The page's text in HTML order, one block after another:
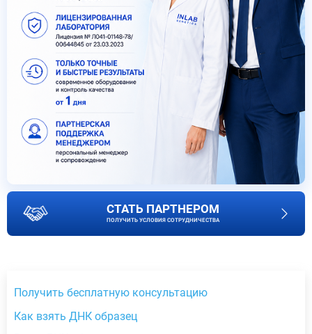
СТАТЬ ПАРТНЕРОМ
ПОЛУЧИТЬ УСЛОВИЯ СОТРУДНИЧЕСТВА
Получить бесплатную консультацию
Как взять ДНК образец